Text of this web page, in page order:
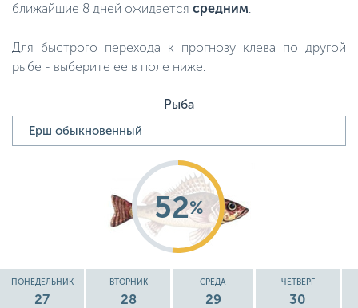
ближайшие 8 дней ожидается средним.
Для быстрого перехода к прогнозу клева по другой
рыбе - выберите ее в поле ниже.
Рыба
52%
ПОНЕДЕЛЬНИК
27
ВТОРНИК
28
СРЕДА
29
ЧЕТВЕРГ
30